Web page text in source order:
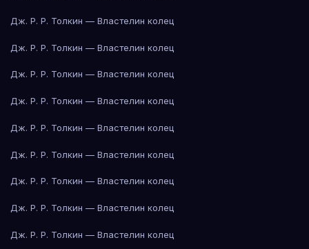
Дж. Р. Р. Толкин — Властелин колец
Дж. Р. Р. Толкин — Властелин колец
Дж. Р. Р. Толкин — Властелин колец
Дж. Р. Р. Толкин — Властелин колец
Дж. Р. Р. Толкин — Властелин колец
Дж. Р. Р. Толкин — Властелин колец
Дж. Р. Р. Толкин — Властелин колец
Дж. Р. Р. Толкин — Властелин колец
Дж. Р. Р. Толкин — Властелин колец